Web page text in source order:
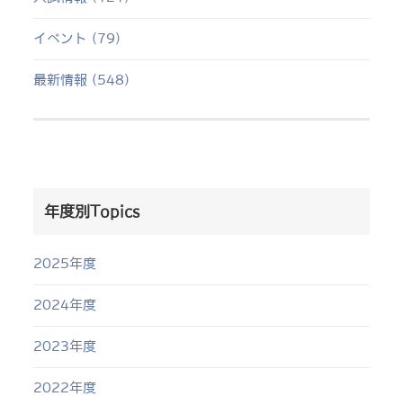
イベント (79)
最新情報 (548)
年度別Topics
2025年度
2024年度
2023年度
2022年度